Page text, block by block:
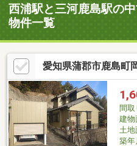
西浦駅と三河鹿島駅の
物件一覧
愛知県蒲郡市鹿島町
間取
建物
土地
築年